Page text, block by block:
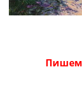
Пишем